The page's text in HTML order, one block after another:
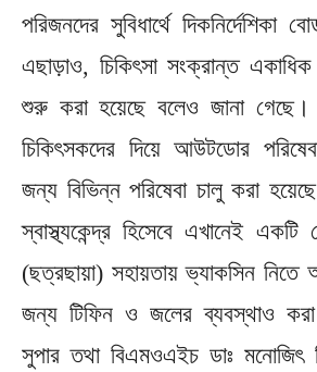
পরিজনদের সুবিধার্থে দিকনির্দেশিকা
এছাড়াও, চিকিৎসা সংক্রান্ত
শুরু করা হয়েছে বলেও জানা গেছে।
চিকিৎসকদের দিয়ে আউটডোর
জন্য বিভিন্ন পরিষেবা চালু করা
স্বাস্থ্যকেন্দ্র হিসেবে এখানেই একটি
(ছত্রছায়া) সহায়তায় ভ্যাকসিন নিতে
জন্য টিফিন ও জলের ব্যবস্থাও করা
সুপার তথা বিএমওএইচ ডাঃ মনোজিৎ